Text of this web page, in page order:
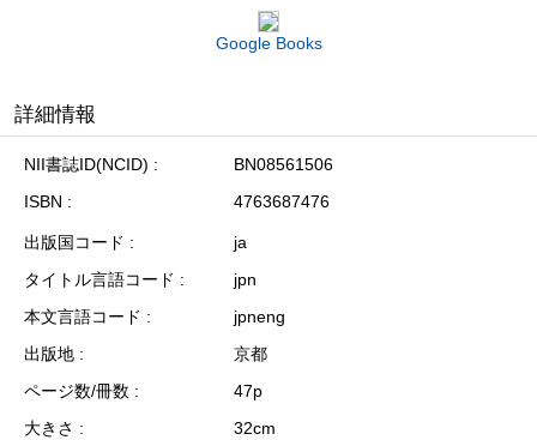
Google Books
詳細情報
NII書誌ID(NCID)
BN08561506
ISBN
4763687476
出版国コード
ja
タイトル言語コード
jpn
本文言語コード
jpneng
出版地
京都
ページ数/冊数
47p
大きさ
32cm